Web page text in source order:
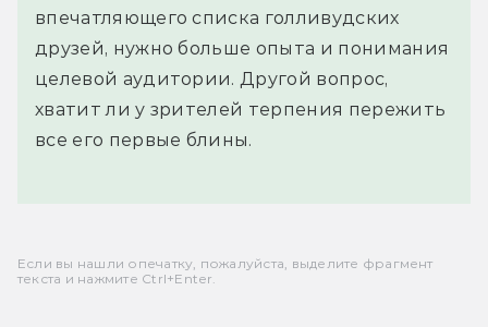
впечатляющего списка голливудских
друзей, нужно больше опыта и понимания
целевой аудитории. Другой вопрос,
хватит ли у зрителей терпения пережить
все его первые блины.
Если вы нашли опечатку, пожалуйста, выделите фрагмент
текста и нажмите Ctrl+Enter.